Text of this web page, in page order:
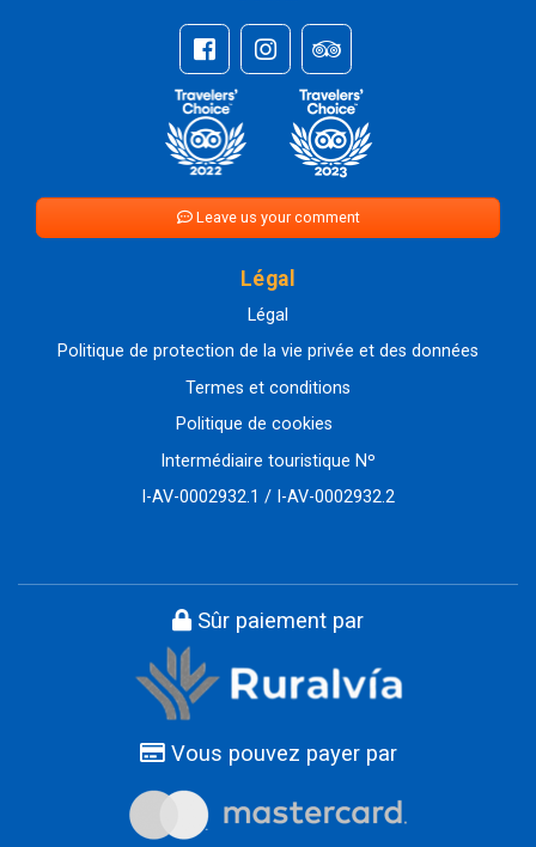
Légal
Légal
Politique de protection de la vie privée et des données
Termes et conditions
Politique de cookies
Intermédiaire touristique Nº
I-AV-0002932.1 / I-AV-0002932.2
Leave us your comment
Sûr paiement par
Vous pouvez payer par